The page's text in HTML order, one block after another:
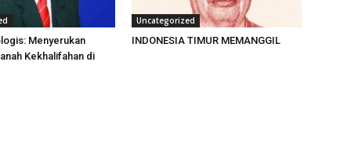
Menyerukan
Kekhalifahan di
Uncategorized
INDONESIA TIMUR MEMANGGIL